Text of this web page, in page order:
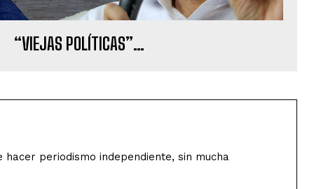
“VIEJAS POLÍTICAS”…
periodismo independiente, sin mucha